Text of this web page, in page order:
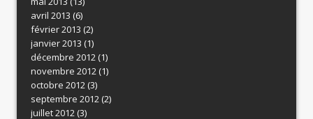
avril 2013 (6)
février 2013 (2)
janvier 2013 (1)
décembre 2012(1)
novembre 2012(1)
octobre 2012(3)
septembre 2012(2)
juillet 2012(3)